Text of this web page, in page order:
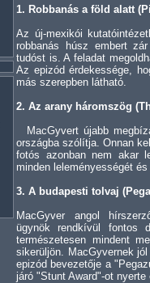
1. Robbanás a föld alatt
Az új-mexikói
robbanás húsz embert
tudóst is. A feladat
Az epizód érdekessége,
más szerepben látható.
2. Az arany háromszög
MacGyvert újabb
országba szólítja. Onnan
fotós azonban nem akar
minden leleményességét
3. A budapesti tolvaj
MacGyver angol
ügynök rendkívül fontos
természetesen mindent
sikerüljön. MacGyvernek
epizód bevezetője a
járó "Stunt Award"-ot nyerte